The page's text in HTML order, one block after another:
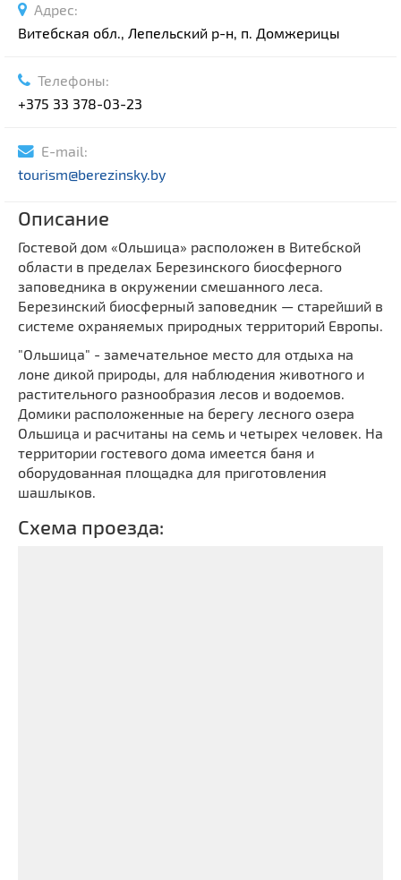
Адрес:
Витебская обл., Лепельский р-н, п. Домжерицы
Телефоны:
+375 33 378-03-23
E-mail:
tourism@berezinsky.by
Описание
Гостевой дом «Ольшица» расположен в Витебской
области в пределах Березинского биосферного
заповедника в окружении смешанного леса.
Березинский биосферный заповедник — старейший в
системе охраняемых природных территорий Европы.
"Ольшица" - замечательное место для отдыха на
лоне дикой природы, для наблюдения животного и
растительного разнообразия лесов и водоемов.
Домики расположенные на берегу лесного озера
Ольшица и расчитаны на семь и четырех человек. На
территории гостевого дома имеется баня и
оборудованная площадка для приготовления
шашлыков.
Схема проезда: